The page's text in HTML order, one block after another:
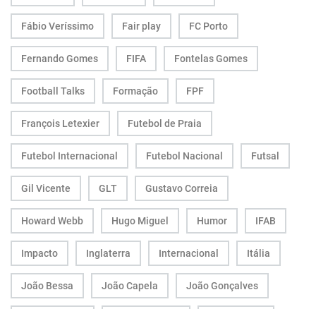
Fábio Veríssimo Fair play FC Porto
Fernando Gomes FIFA Fontelas Gomes
Football Talks Formação FPF
François Letexier Futebol de Praia
Futebol Internacional Futebol Nacional Futsal
Gil Vicente GLT Gustavo Correia
Howard Webb Hugo Miguel Humor IFAB
Impacto Inglaterra Internacional Itália
João Bessa João Capela João Gonçalves